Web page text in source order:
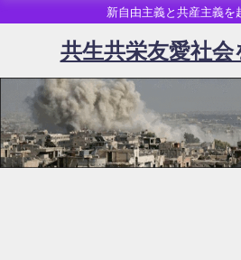
新自由主義と共産主義を
共生共栄友愛社